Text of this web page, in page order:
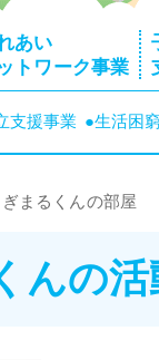
あい
トワーク事業
支援事業 ●生活困
ぎまるくんの部屋
んの活